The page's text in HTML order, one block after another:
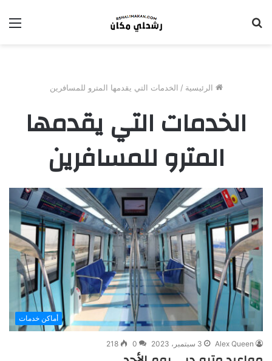
الرئيسية / الخدمات التي يقدمها المترو للمسافرين
الخدمات التي يقدمها
المترو للمسافرين
أماكن خدمات
Alex Queen 3 سبتمبر، 2023 0
218